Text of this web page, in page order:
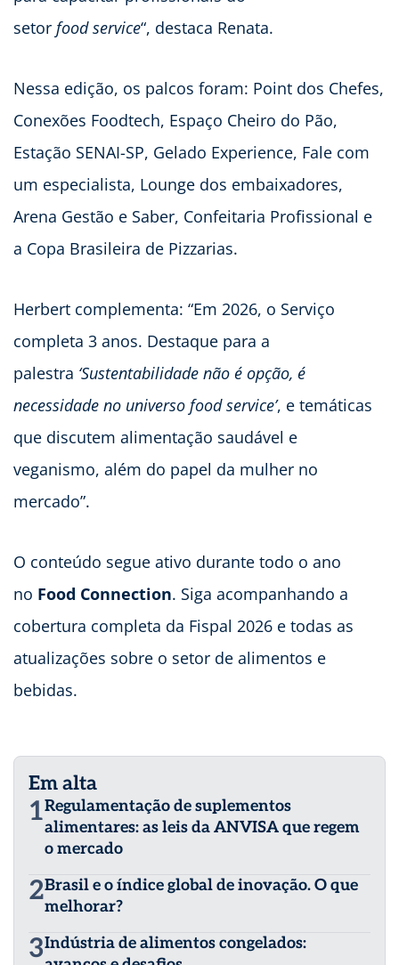
setor food service“, destaca Renata.
Nessa edição, os palcos foram: Point dos Chefes,
Conexões Foodtech, Espaço Cheiro do Pão,
Estação SENAI-SP, Gelado Experience, Fale com
um especialista, Lounge dos embaixadores,
Arena Gestão e Saber, Confeitaria Profissional e
a Copa Brasileira de Pizzarias.
Herbert complementa: “Em 2026, o Serviço
completa 3 anos. Destaque para a
palestra ‘Sustentabilidade não é opção, é
necessidade no universo food service’, e temáticas
que discutem alimentação saudável e
veganismo, além do papel da mulher no
mercado”.
O conteúdo segue ativo durante todo o ano
no Food Connection. Siga acompanhando a
cobertura completa da Fispal 2026 e todas as
atualizações sobre o setor de alimentos e
bebidas.
Em alta
1Regulamentação de suplementos
alimentares: as leis da ANVISA que regem
o mercado
2Brasil e o índice global de inovação. O que
melhorar?
3Indústria de alimentos congelados: